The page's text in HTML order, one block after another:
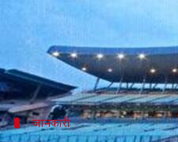
कोलकाता का ईडन
इस मैदान पर ही भारत
बता दें कि भारतीय टीम
जानकारी